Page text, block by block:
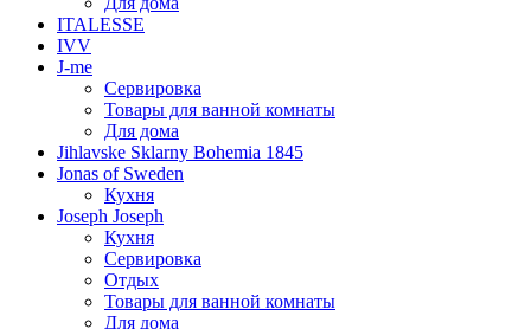
ITALESSE
IVV
J-me
Сервировка
Товары для ванной комнаты
Для дома
Jihlavske Sklarny Bohemia 1845
Jonas of Sweden
Кухня
Joseph Joseph
Кухня
Сервировка
Отдых
Товары для ванной комнаты
Для дома